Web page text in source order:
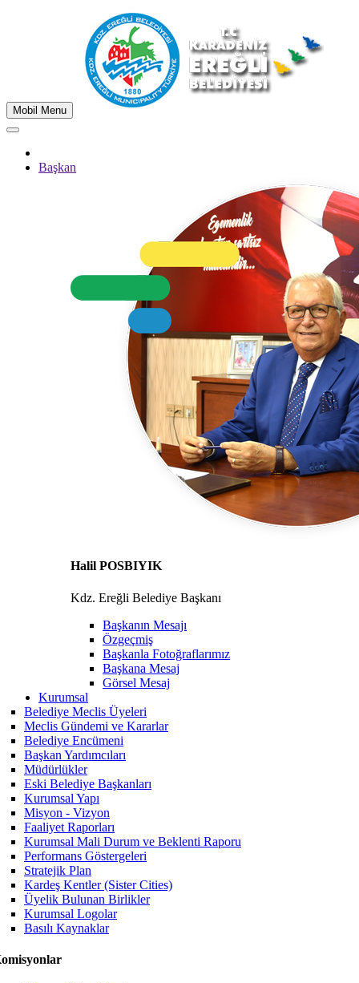
Mobil Menu
Başkan
Halil POSBIYIK
Kdz. Ereğli Belediye Başkanı
Başkanın Mesajı
Özgeçmiş
Başkanla Fotoğraflarımız
Başkana Mesaj
Görsel Mesaj
Kurumsal
Belediye Meclis Üyeleri
Meclis Gündemi ve Kararlar
Belediye Encümeni
Başkan Yardımcıları
Müdürlükler
Eski Belediye Başkanları
Kurumsal Yapı
Misyon - Vizyon
Faaliyet Raporları
Kurumsal Mali Durum ve Beklenti Raporu
Performans Göstergeleri
Stratejik Plan
Kardeş Kentler (Sister Cities)
Üyelik Bulunan Birlikler
Kurumsal Logolar
Basılı Kaynaklar